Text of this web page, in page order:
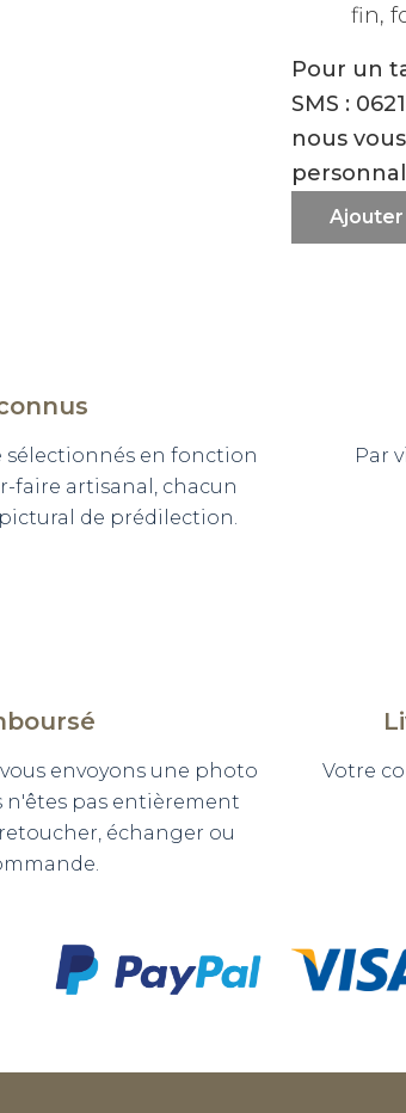
fin,
Pour un
SMS :
nous
Ajouter
sélectionnés en fonction
faire artisanal, chacun
de prédilection.
Par
envoyons une photo
n'êtes pas entièrement
échanger ou
Votre